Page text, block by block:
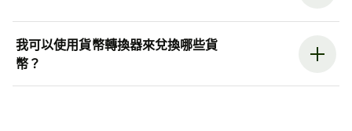
我可以使用貨幣轉換器來兌換哪些貨
幣？